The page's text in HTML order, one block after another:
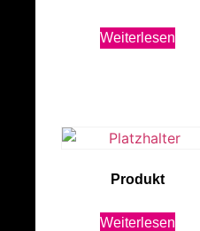
Weiterlesen
Produkt
Weiterlesen